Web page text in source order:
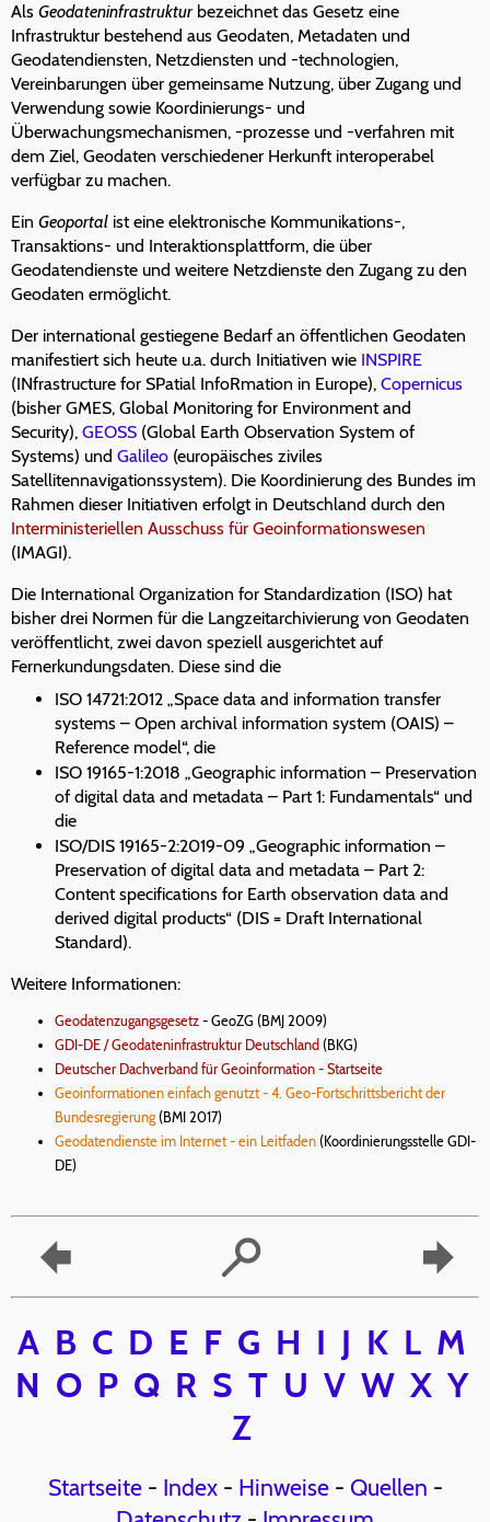
Als Geodateninfrastrukturbezeichnet das Gesetz eine
Infrastruktur bestehend aus Geodaten, Metadaten und
Geodatendiensten, Netzdiensten und -technologien,
Vereinbarungen über gemeinsame Nutzung, über Zugang und
Verwendung sowie Koordinierungs- und
Überwachungsmechanismen, -prozesse und -verfahren mit
dem Ziel, Geodaten verschiedener Herkunft interoperabel
verfügbar zu machen.
Ein Geoportal ist eine elektronische Kommunikations-,
Transaktions- und Interaktionsplattform, die über
Geodatendienste und weitere Netzdienste den Zugang zu den
Geodaten ermöglicht.
Der international gestiegene Bedarf an öffentlichen Geodaten
manifestiert sich heute u.a. durch Initiativen wie INSPIRE
(INfrastructure for SPatial InfoRmation in Europe), Copernicus
(bisher GMES, Global Monitoring for Environment and
Security), GEOSS (Global Earth Observation System of
Systems) und Galileo (europäisches ziviles
Satellitennavigationssystem). Die Koordinierung des Bundes im
Rahmen dieser Initiativen erfolgt in Deutschland durch den
Interministeriellen Ausschuss für Geoinformationswesen
(IMAGI).
Die International Organization for Standardization (ISO) hat
bisher drei Normen für die Langzeitarchivierung von Geodaten
veröffentlicht, zwei davon speziell ausgerichtet auf
Fernerkundungsdaten. Diese sind die
ISO 14721:2012 „Space data and information transfer
systems – Open archival information system (OAIS) –
Reference model“, die
ISO 19165-1:2018 „Geographic information – Preservation
of digital data and metadata – Part 1: Fundamentals“ und
die
ISO/DIS 19165-2:2019-09 „Geographic information –
Preservation of digital data and metadata – Part 2:
Content specifications for Earth observation data and
derived digital products“ (DIS = Draft International
Standard).
Weitere Informationen:
Geodatenzugangsgesetz - GeoZG (BMJ 2009)
GDI-DE / Geodateninfrastruktur Deutschland (BKG)
Deutscher Dachverband für Geoinformation - Startseite
Geoinformationen einfach genutzt - 4. Geo-Fortschrittsbericht der
Bundesregierung(BMI 2017)
Geodatendienste im Internet - ein Leitfaden (Koordinierungsstelle GDI-
DE)
A B C D E F G H I J K L M
N O P Q R S T U V W X Y
Z
Startseite- Index- Hinweise- Quellen -